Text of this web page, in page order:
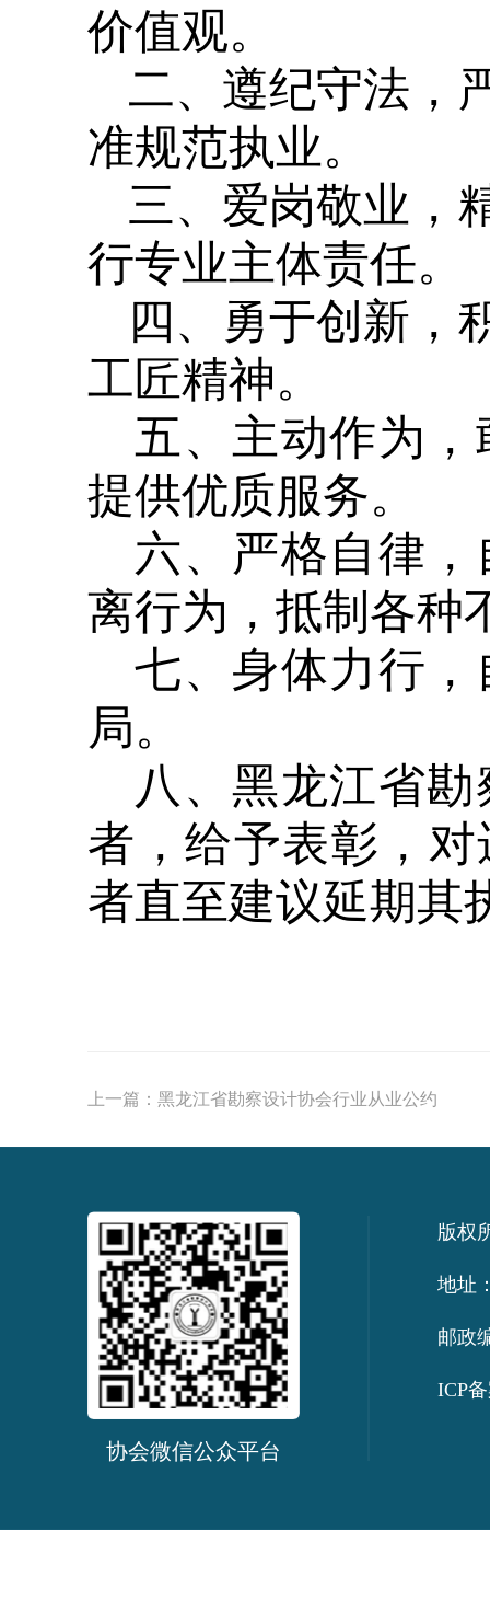
价值观。
二、遵纪守法，
准规范执业。
三、爱岗敬业，
行专业主体责任。
四、勇于创新，
工匠精神。
五、主动作为
提供优质服务。
六、严格自律
离行为，抵制各种
七、身体力行
局。
八、黑龙江省
者，给予表彰，
者直至建议延期其
上一篇： 黑龙江省勘察设计协会行业从业公约
协会微信公众平台
版权
地址
邮政
ICP